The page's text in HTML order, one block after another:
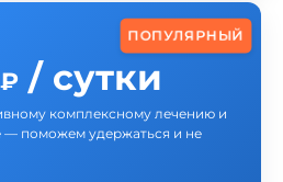
ПОПУЛЯРНЫЙ
₽ / сутки
комплексному лечению и
— поможем удержаться и не